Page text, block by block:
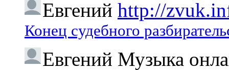
Евгений http://
Конец судебного
Евгений Музыка